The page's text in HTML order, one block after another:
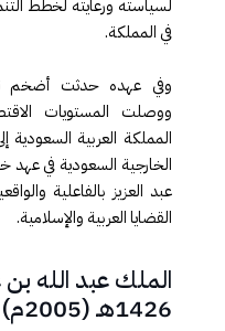
لسياسته ورعايته لخطط
في المملكة.
وفي عهده حدثت أضخم
ووصلت المستويات
المملكة العربية السعودية
الخارجية السعودية في عهد
عبد العزيز بالفاعلية
القضايا العربية والإسلامية.
الملك عبد الله
1426هـ (2005م) - 1436هـ (2015م)